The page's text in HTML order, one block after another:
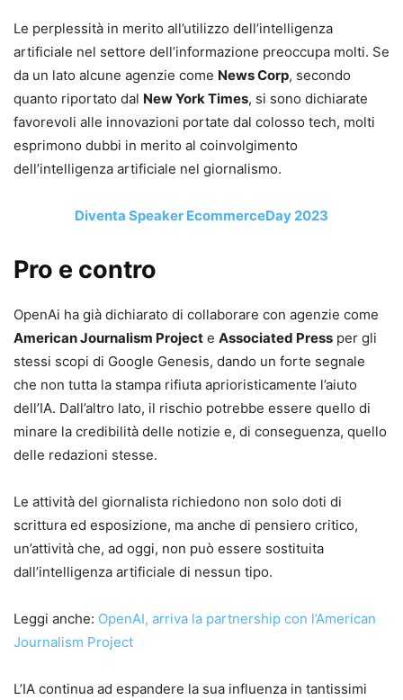
Le perplessità in merito all’utilizzo dell’intelligenza
artificiale nel settore dell’informazione preoccupa molti. Se
da un lato alcune agenzie come News Corp, secondo
quanto riportato dal New York Times, si sono dichiarate
favorevoli alle innovazioni portate dal colosso tech, molti
esprimono dubbi in merito al coinvolgimento
dell’intelligenza artificiale nel giornalismo.
Diventa Speaker EcommerceDay 2023
Pro e contro
OpenAi ha già dichiarato di collaborare con agenzie come
American Journalism Project e Associated Press per gli
stessi scopi di Google Genesis, dando un forte segnale
che non tutta la stampa rifiuta aprioristicamente l’aiuto
dell’IA. Dall’altro lato, il rischio potrebbe essere quello di
minare la credibilità delle notizie e, di conseguenza, quello
delle redazioni stesse.
Le attività del giornalista richiedono non solo doti di
scrittura ed esposizione, ma anche di pensiero critico,
un’attività che, ad oggi, non può essere sostituita
dall’intelligenza artificiale di nessun tipo.
Leggi anche: OpenAI, arriva la partnership con l’American
Journalism Project
L’IA continua ad espandere la sua influenza in tantissimi